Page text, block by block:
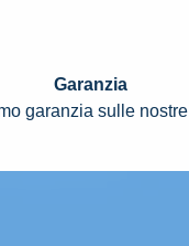
Garanzia
garanzia sulle